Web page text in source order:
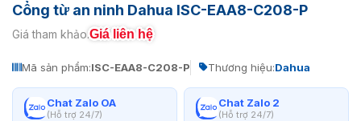
Cổng từ an ninh Dahua ISC-EAA8-C208-P
Giá tham khảo:Giá liên hệ
Mã sản phẩm:ISC-EAA8-C208-P Thương hiệu:Dahua
Chat Zalo OA
(Hỗ trợ 24/7)
Chat Zalo 2
(Hỗ trợ 24/7)